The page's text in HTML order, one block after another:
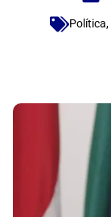
Política,